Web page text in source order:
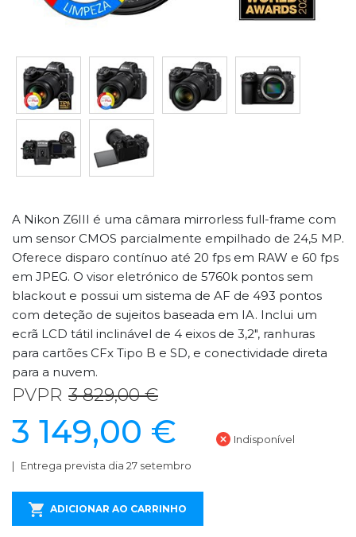
A Nikon Z6III é uma câmara mirrorless full-frame com
um sensor CMOS parcialmente empilhado de 24,5 MP.
Oferece disparo contínuo até 20 fps em RAW e 60 fps
em JPEG. O visor eletrónico de 5760k pontos sem
blackout e possui um sistema de AF de 493 pontos
com deteção de sujeitos baseada em IA. Inclui um
ecrã LCD tátil inclinável de 4 eixos de 3,2", ranhuras
para cartões CFx Tipo B e SD, e conectividade direta
para a nuvem.
PVPR 3 829,00 €
3 149,00 € Indisponível
Entrega prevista dia 27 setembro
ADICIONAR AO CARRINHO